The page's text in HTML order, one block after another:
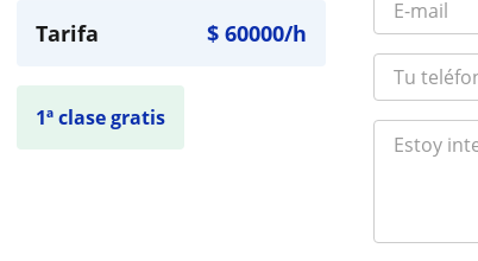
Tarifa $60000/h
1ª clase gratis